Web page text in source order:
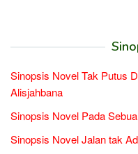
Sinopsis Novel Tak Putus
Alisjahbana
Sinopsis Novel Pada
Sinopsis Novel Jalan tak